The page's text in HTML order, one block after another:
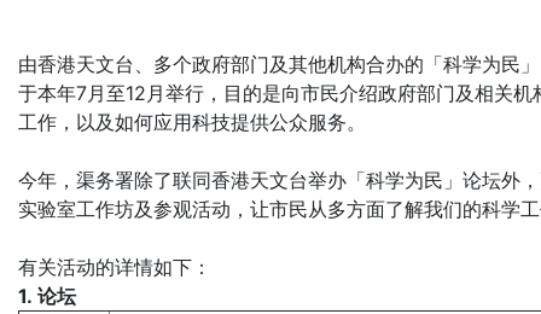
由香港天文台、多个政府部门及其他机构合办的「科学为民
于本年7月至12月举行，目的是向市民介绍政府部门及相关机
工作，以及如何应用科技提供公众服务。
今年，渠务署除了联同香港天文台举办「科学为民」论坛外
实验室工作坊及参观活动，让市民从多方面了解我们的科学
有关活动的详情如下：
1. 论坛